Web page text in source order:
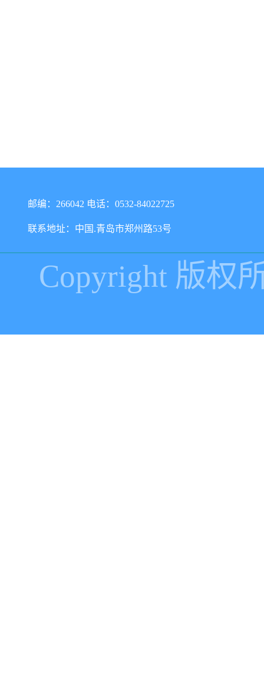
邮编：266042 电话：0532-84022725
联系地址：中国.青岛市郑州路53号
Copyright 版权